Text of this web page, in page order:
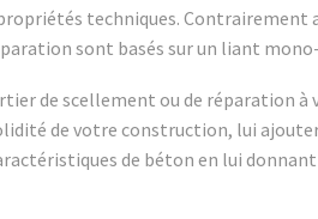
techniques. Contrairement
sont basés sur un liant
de scellement ou de réparation
de votre construction, lui
de béton en lui